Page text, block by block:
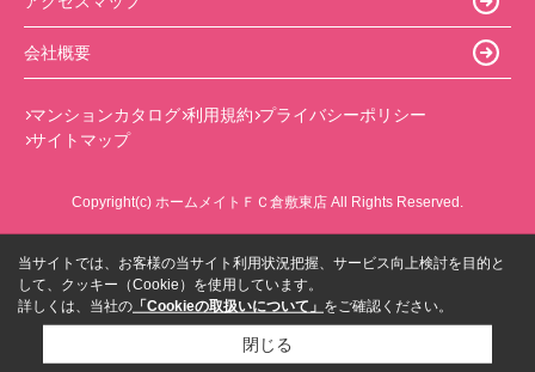
会社概要
マンションカタログ 利用規約 プライバシーポリシー
サイトマップ
Copyright(c) ホームメイトＦＣ倉敷東店 All Rights Reserved.
当サイトでは、お客様の当サイト利用状況把握、サービス向上検討を目的と
して、クッキー（Cookie）を使用しています。
詳しくは、当社の 「Cookieの取扱いについて」 をご確認ください。
閉じる